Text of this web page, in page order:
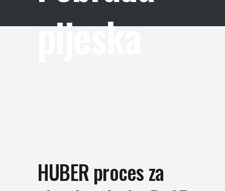
pijeska
HUBER proces za